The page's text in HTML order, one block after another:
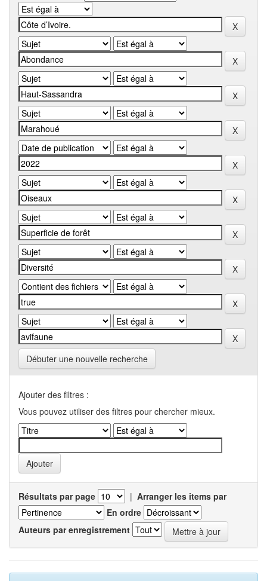
Débuter une nouvelle recherche
Ajouter des filtres :
Vous pouvez utiliser des filtres pour chercher mieux.
Résultats par page | Arranger les items par
En ordre
Auteurs par enregistrement